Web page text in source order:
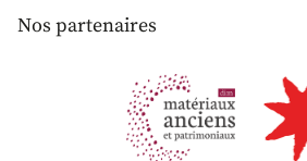
Nos partenaires